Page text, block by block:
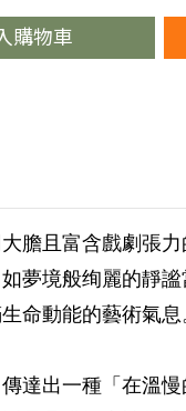
購物車
膽且富含戲劇張
夢境般绚麗的靜
命動能的藝術氣
達出一種「在溫